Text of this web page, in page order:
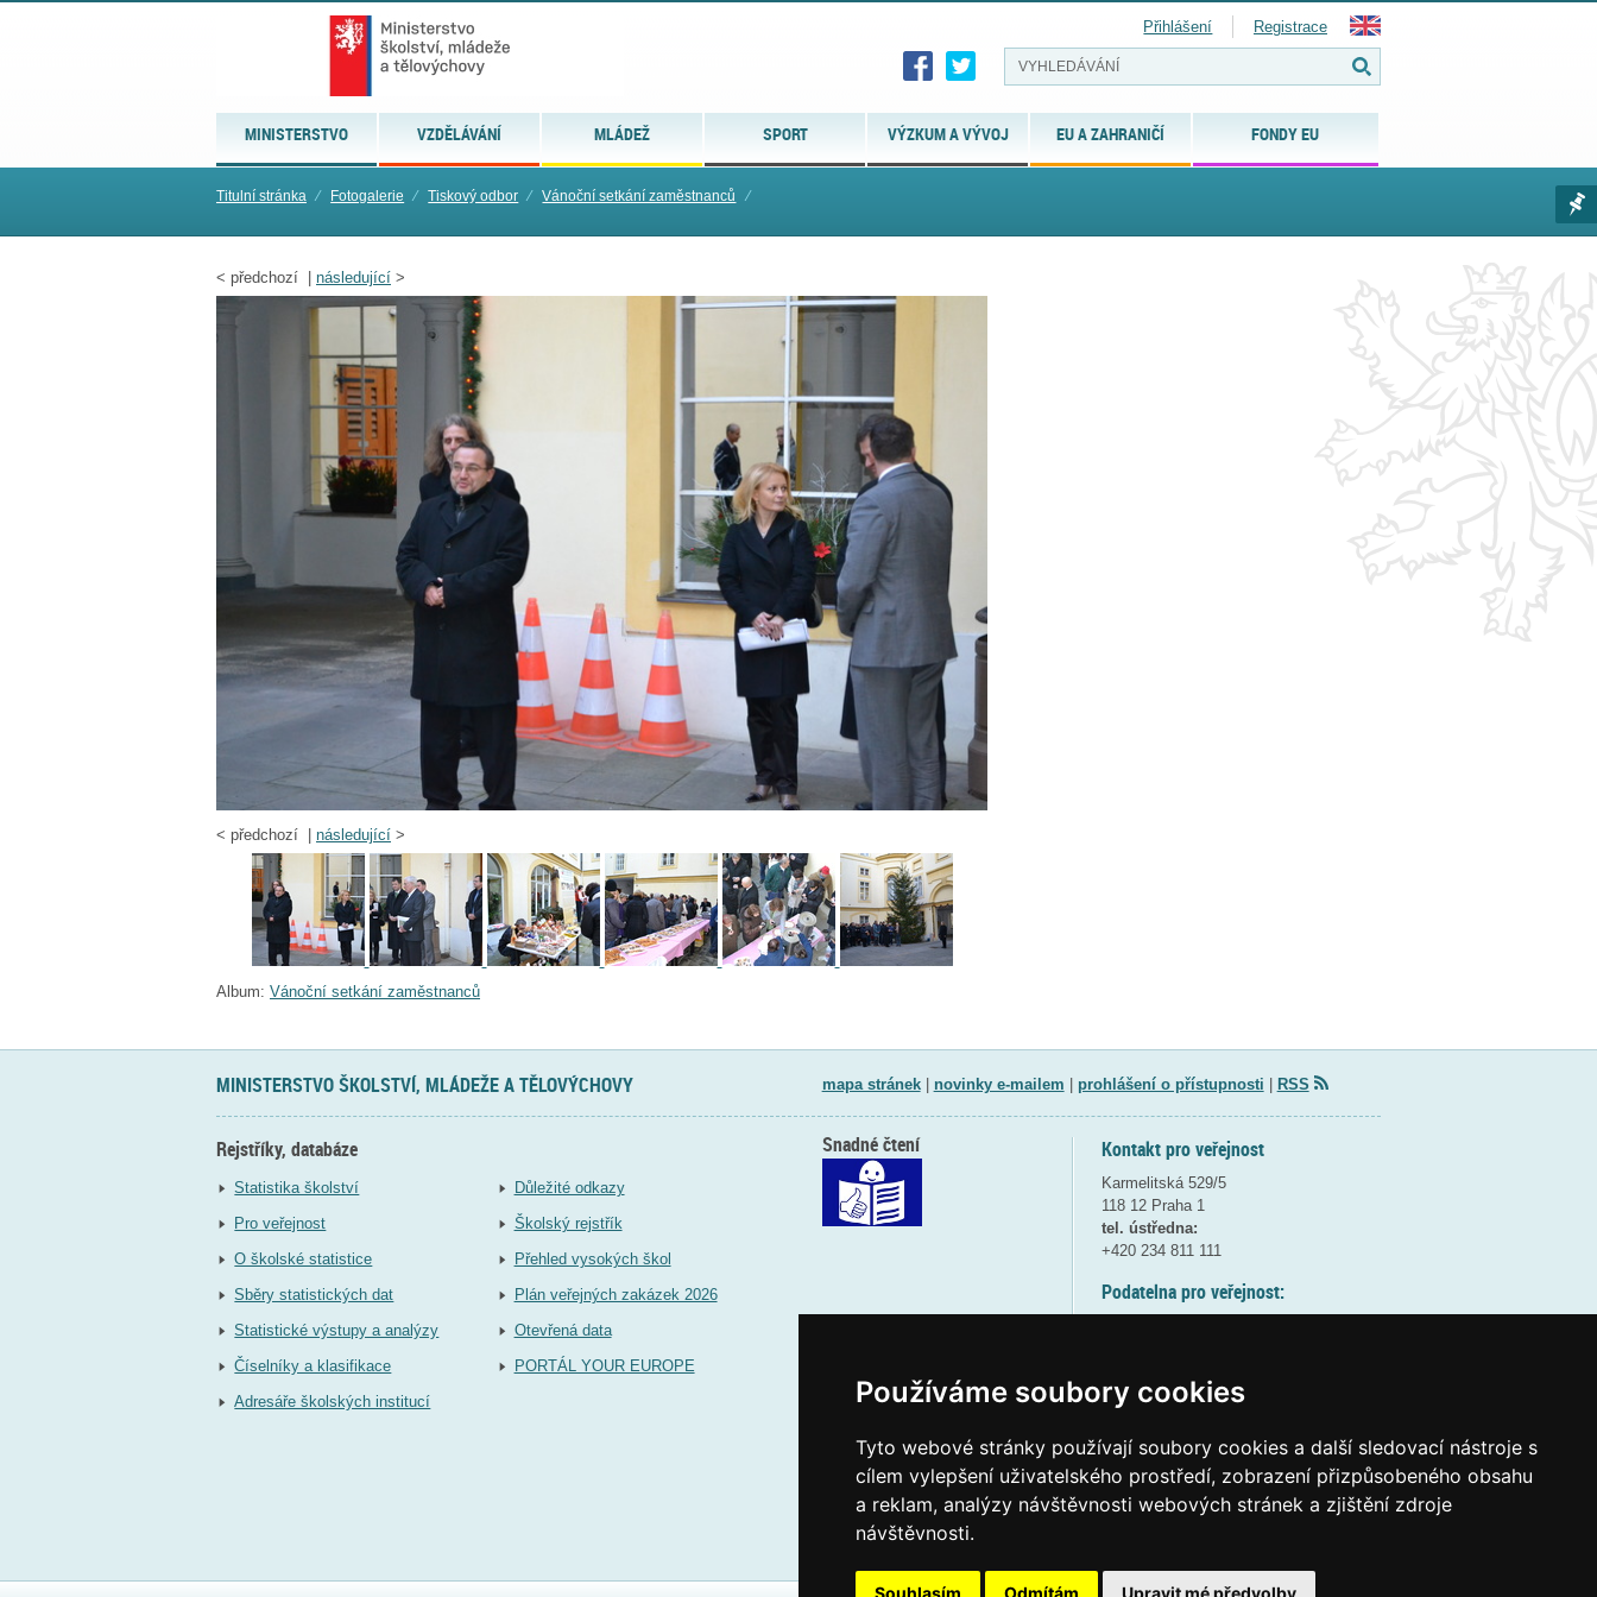
Používáme soubory cookies
Tyto webové stránky používají soubory cookies a další sledovací nástroje s
cílem vylepšení uživatelského prostředí, zobrazení přizpůsobeného obsahu
a reklam, analýzy návštěvnosti webových stránek a zjištění zdroje
návštěvnosti.
Souhlasím Odmítám Upravit mé předvolby
MINISTERSTVO VZDĚLÁVÁNÍ MLÁDEŽ SPORT VÝZKUM A VÝVOJ EU A ZAHRANIČÍ FONDY EU
Přihlášení Registrace
Titulní stránka ⁄ Fotogalerie ⁄ Tiskový odbor ⁄ Vánoční setkání zaměstnanců ⁄
< předchozí | následující >
< předchozí | následující >
Album: Vánoční setkání zaměstnanců
MINISTERSTVO ŠKOLSTVÍ, MLÁDEŽE A TĚLOVÝCHOVY mapa stránek| novinky e-mailem prohlášení o přístupnosti RSS
Rejstříky, databáze
Statistika školství
Pro veřejnost
O školské statistice
Sběry statistických dat
Statistické výstupy a analýzy
Číselníky a klasifikace
Adresáře školských institucí
Důležité odkazy
Školský rejstřík
Přehled vysokých škol
Plán veřejných zakázek 2026
Otevřená data
PORTÁL YOUR EUROPE
Kontakt pro veřejnost
Karmelitská 529/5
118 12 Praha 1
tel. ústředna:
+420 234 811 111
Podatelna pro veřejnost:
(více informací
Elektronická podatelna:
posta@msmtgov cz
Snadné čtení